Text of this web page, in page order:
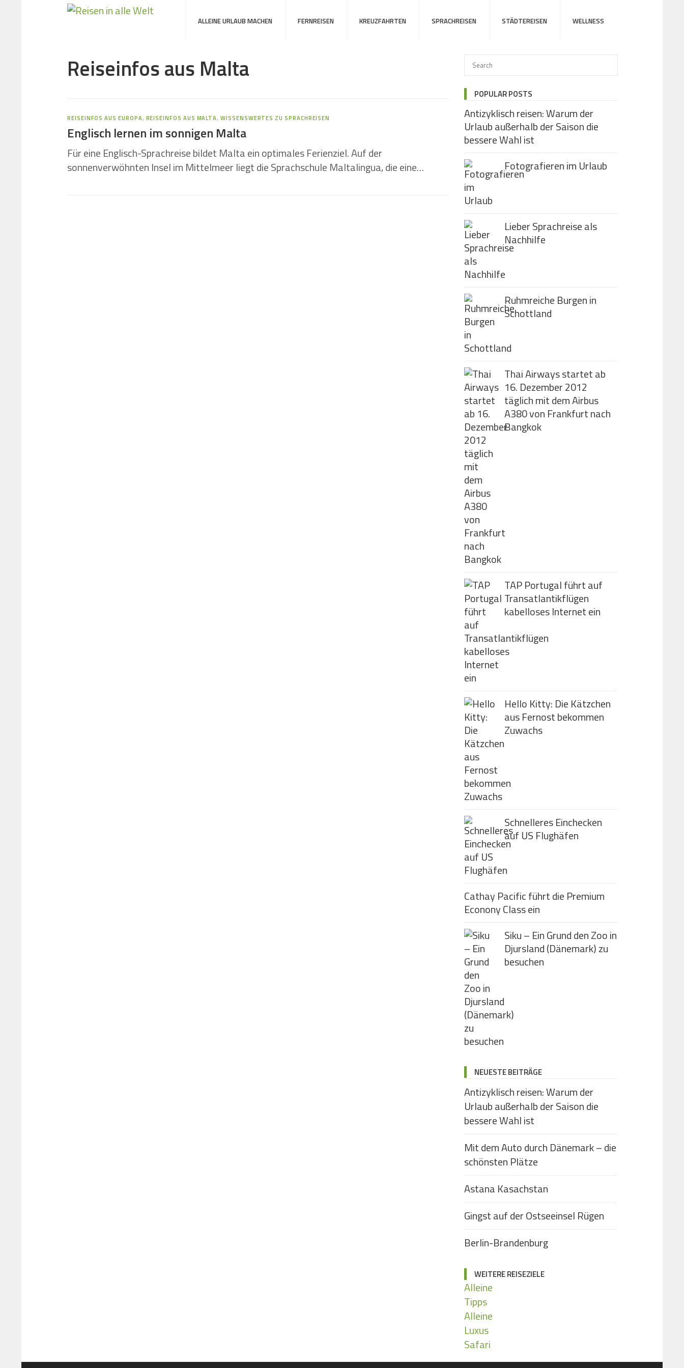
ALLEINE URLAUB MACHEN FERNREISEN KREUZFAHRTEN SPRACHREISEN STÄDTEREISEN WELLNESS
Reiseinfos aus Malta
REISEINFOS AUS EUROPA, REISEINFOS AUS MALTA,WISSENSWERTES ZU SPRACHREISEN
Englisch lernen im sonnigen Malta
Für eine Englisch-Sprachreise bildet Malta ein optimales Ferienziel. Auf der
sonnenverwöhnten Insel im Mittelmeer liegt die Sprachschule Maltalingua, die eine…
POPULAR POSTS
Antizyklisch reisen: Warum der
Urlaub außerhalb der Saison die
bessere Wahl ist
Fotografieren im Urlaub
Lieber Sprachreise als
Nachhilfe
Ruhmreiche Burgen in
Schottland
Thai Airways startet ab
16. Dezember 2012
täglich mit dem Airbus
A380 von Frankfurt nach
Bangkok
TAP Portugal führt auf
Transatlantikflügen
kabelloses Internet ein
Hello Kitty: Die Kätzchen
aus Fernost bekommen
Zuwachs
Schnelleres Einchecken
auf US Flughäfen
Cathay Pacific führt die Premium
Econony Class ein
Siku – Ein Grund den Zoo in
Djursland (Dänemark) zu
besuchen
NEUESTE BEITRÄGE
Antizyklisch reisen: Warum der
Urlaub außerhalb der Saison die
bessere Wahl ist
Mit dem Auto durch Dänemark – die
schönsten Plätze
Astana Kasachstan
Gingst auf der Ostseeinsel Rügen
Berlin-Brandenburg
WEITERE REISEZIELE
Alleine
Tipps
Alleine
Luxus
Safari